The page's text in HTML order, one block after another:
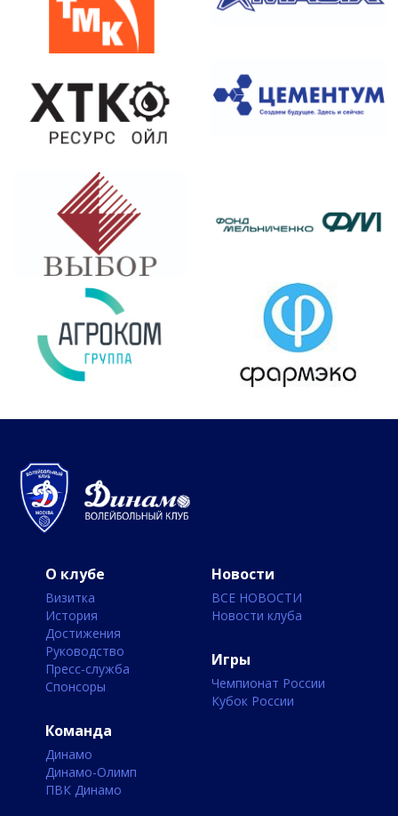
О клубе
Визитка
История
Достижения
Руководство
Пресс-служба
Спонсоры
Команда
Динамо
Динамо-Олимп
ПВК Динамо
Новости
ВСЕ НОВОСТИ
Новости клуба
Игры
Чемпионат России
Кубок России